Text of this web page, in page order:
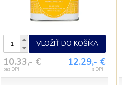
VLOŽIŤ DO KOŠÍKA
10.33,- €
bez DPH
12.29,- €
s DPH